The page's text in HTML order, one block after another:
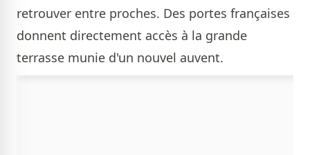
retrouver entre proches. Des portes françaises
donnent directement accès à la grande
terrasse munie d'un nouvel auvent.